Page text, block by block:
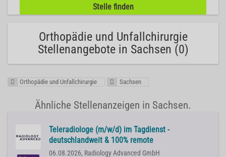
Orthopädie und Unfallchirurgie
Stellenangebote in Sachsen (0)
Orthopädie und Unfallchirurgie Sachsen
Ähnliche Stellenanzeigen in Sachsen.
Teleradiologe (m/w/d) im Tagdienst -
deutschlandweit & 100% remote
06.08.2026, Radiology Advanced GmbH